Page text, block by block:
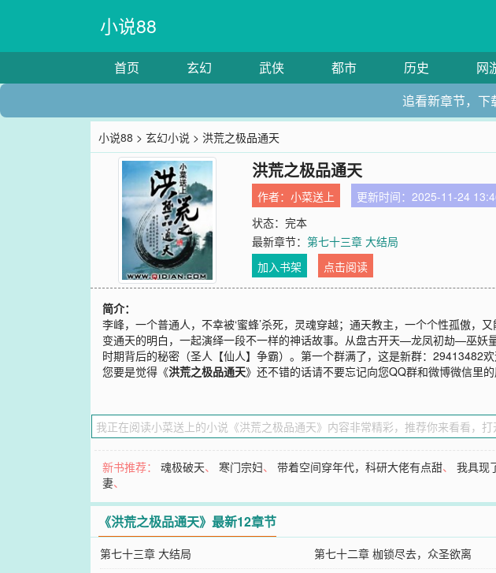
小说88
首页 玄幻 武侠 都市 历史 网
追看新章节，下
小说88 >玄幻小说 > 洪荒之极品通天
洪荒之极品通天
作者：小菜送上 更新时间：2025-11-24
状态：完本
最新章节：第七十三章 大结局
加入书架
点击阅读
简介：
李峰，一个普通人，不幸被‘蜜蜂’杀死，灵魂穿越；通天教主，一个个性孤傲
变通天的明白，一起演绎一段不一样的神话故事。从盘古开天—龙凤初劫—巫
时期背后的秘密（圣人【仙人】争霸）。第一个群满了，这是新群：29413482
您要是觉得《洪荒之极品通天》还不错的话请不要忘记向您QQ群和微博微信里的
新书推荐：魂极破天、寒门宗妇、带着空间穿年代，科研大佬有点甜、我具现
妻、
《洪荒之极品通天》最新12章节
第七十三章 大结局 第七十二章 枷锁尽去，众圣欲离